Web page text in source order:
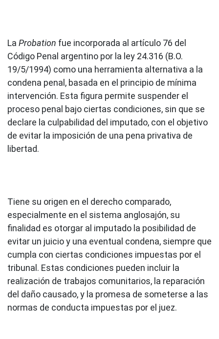
La Probation fue incorporada al artículo 76 del
Código Penal argentino por la ley 24.316 (B.O.
19/5/1994) como una herramienta alternativa a la
condena penal, basada en el principio de mínima
intervención. Esta figura permite suspender el
proceso penal bajo ciertas condiciones, sin que se
declare la culpabilidad del imputado, con el objetivo
de evitar la imposición de una pena privativa de
libertad.
Tiene su origen en el derecho comparado,
especialmente en el sistema anglosajón, su
finalidad es otorgar al imputado la posibilidad de
evitar un juicio y una eventual condena, siempre que
cumpla con ciertas condiciones impuestas por el
tribunal. Estas condiciones pueden incluir la
realización de trabajos comunitarios, la reparación
del daño causado, y la promesa de someterse a las
normas de conducta impuestas por el juez.